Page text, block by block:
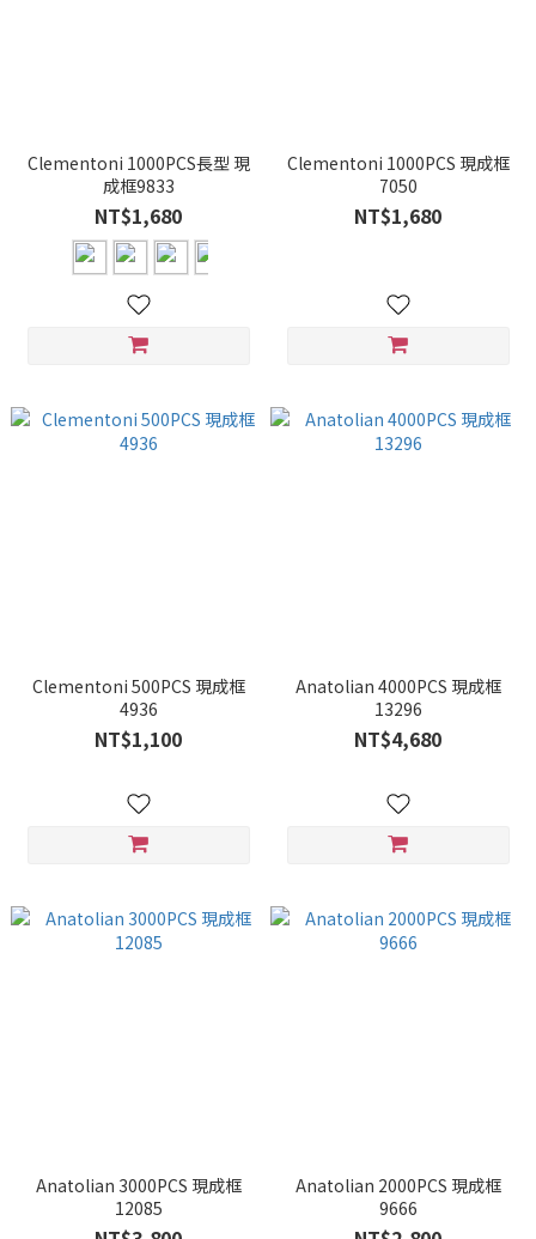
Clementoni 1000PCS長型 現
成框9833
NT$1,680
Clementoni 1000PCS 現成框
7050
NT$1,680
Clementoni 500PCS 現成框
4936
NT$1,100
Anatolian 4000PCS 現成框
13296
NT$4,680
Anatolian 3000PCS 現成框
12085
Anatolian 2000PCS 現成框
9666